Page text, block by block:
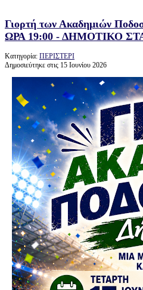
Γιορτή των Ακαδημιών
ΩΡΑ 19:00 - ΔΗΜΟΤΙΚΟ
Κατηγορία: ΠΕΡΙΣΤΕΡΙ
Δημοσιεύτηκε στις 15 Ιουνίου 2026